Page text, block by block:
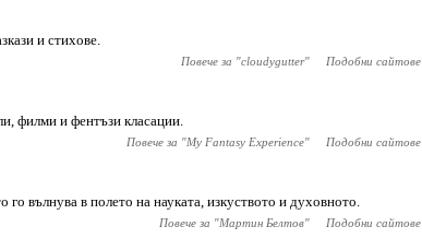
и стихове.
Повече за "cloudygutter" Подобни сайтове
филми и фентъзи класации.
Повече за "My Fantasy Experience" Подобни сайтове
го вълнува в полето на науката, изкуството и духовното.
Повече за "Мартин Белтов" Подобни сайтове